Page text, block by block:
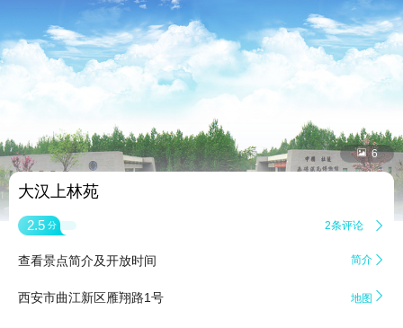
 6
大汉上林苑
2.5 分 2条评论 
查看景点简介及开放时间 简介 
西安市曲江新区雁翔路1号 地图 